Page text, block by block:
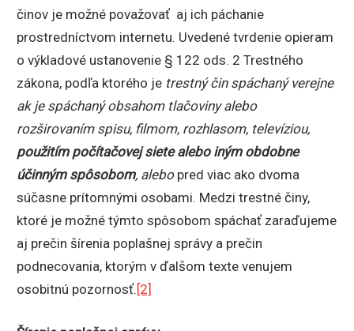
činov je možné považovať aj ich páchanie
prostredníctvom internetu. Uvedené tvrdenie opieram
o výkladové ustanovenie § 122 ods. 2 Trestného
zákona, podľa ktorého je trestný čin spáchaný verejne
ak je spáchaný obsahom tlačoviny alebo
rozširovaním spisu, filmom, rozhlasom, televíziou,
použitím počítačovej siete alebo iným obdobne
účinným spôsobom, alebo pred viac ako dvoma
súčasne prítomnými osobami. Medzi trestné činy,
ktoré je možné týmto spôsobom spáchať zaraďujeme
aj prečin šírenia poplašnej správy a prečin
podnecovania, ktorým v ďalšom texte venujem
osobitnú pozornosť. [2]